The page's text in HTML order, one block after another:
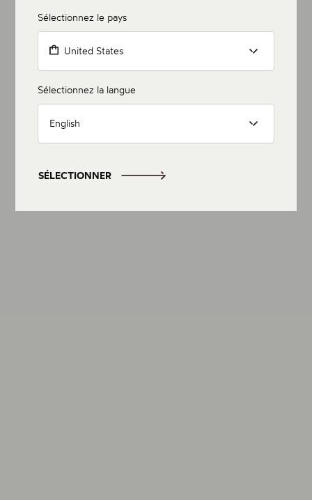
Sélectionnez le pays
United States
Sélectionnez la langue
English
SÉLECTIONNER